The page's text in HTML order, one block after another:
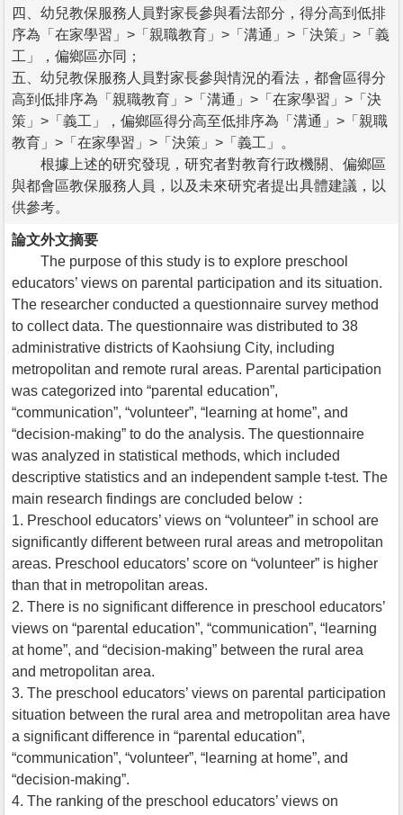
四、幼兒教保服務人員對家長參與看法部分，得分高到低排
序為「在家學習」>「親職教育」>「溝通」>「決策」>「義
工」，偏鄉區亦同；
五、幼兒教保服務人員對家長參與情況的看法，都會區得分
高到低排序為「親職教育」>「溝通」>「在家學習」>「決
策」>「義工」，偏鄉區得分高至低排序為「溝通」>「親職
教育」>「在家學習」>「決策」>「義工」。
根據上述的研究發現，研究者對教育行政機關、偏鄉區
與都會區教保服務人員，以及未來研究者提出具體建議，以
供參考。
論文外文摘要
The purpose of this study is to explore preschool
educators’ views on parental participation and its situation.
The researcher conducted a questionnaire survey method
to collect data. The questionnaire was distributed to 38
administrative districts of Kaohsiung City, including
metropolitan and remote rural areas. Parental participation
was categorized into “parental education”,
“communication”, “volunteer”, “learning at home”, and
“decision-making” to do the analysis. The questionnaire
was analyzed in statistical methods, which included
descriptive statistics and an independent sample t-test. The
main research findings are concluded below：
1. Preschool educators’ views on “volunteer” in school are
significantly different between rural areas and metropolitan
areas. Preschool educators’ score on “volunteer” is higher
than that in metropolitan areas.
2. There is no significant difference in preschool educators’
views on “parental education”, “communication”, “learning
at home”, and “decision-making” between the rural area
and metropolitan area.
3. The preschool educators’ views on parental participation
situation between the rural area and metropolitan area have
a significant difference in “parental education”,
“communication”, “volunteer”, “learning at home”, and
“decision-making”.
4. The ranking of the preschool educators’ views on